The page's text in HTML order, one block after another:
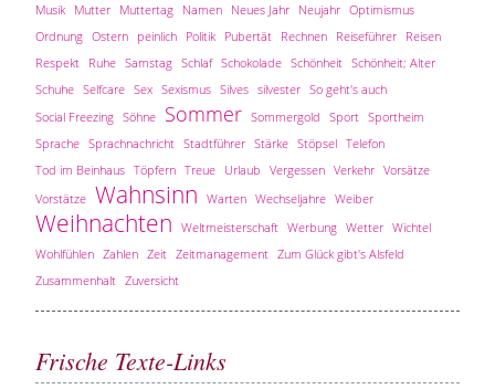
Musik Mutter Muttertag Namen Neues Jahr Neujahr Optimismus
Ordnung Ostern peinlich Politik Pubertät Rechnen Reiseführer Reisen
Respekt Ruhe Samstag Schlaf Schokolade Schönheit Schönheit; Alter
Schuhe Selfcare Sex Sexismus Silves silvester So geht's auch
Social Freezing Söhne Sommer Sommergold Sport Sportheim
Sprache Sprachnachricht Stadtführer Stärke Stöpsel Telefon
Tod im Beinhaus Töpfern Treue Urlaub Vergessen Verkehr Vorsätze
Vorstätze Wahnsinn Warten Wechseljahre Weiber
Weihnachten Weltmeisterschaft Werbung Wetter Wichtel
Wohlfühlen Zahlen Zeit Zeitmanagement Zum Glück gibt's Alsfeld
Zusammenhalt Zuversicht
Frische Texte-Links